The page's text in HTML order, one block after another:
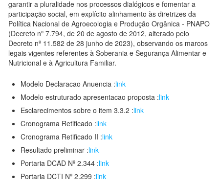
garantir a pluralidade nos processos dialógicos e fomentar a
participação social, em explícito alinhamento às diretrizes da
Política Nacional de Agroecologia e Produção Orgânica - PNAPO
(Decreto nº 7.794, de 20 de agosto de 2012, alterado pelo
Decreto nº 11.582 de 28 junho de 2023), observando os marcos
legais vigentes referentes à Soberania e Segurança Alimentar e
Nutricional e à Agricultura Familiar.
Modelo Declaracao Anuencia :link
Modelo estruturado apresentacao proposta :link
Esclarecimentos sobre o item 3.3.2 :link
Cronograma Retificado :link
Cronograma Retificado II :link
Resultado preliminar :link
Portaria DCAD Nº 2.344 :link
Portaria DCTI Nº 2.299 :link